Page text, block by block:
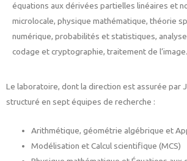
équations aux dérivées partielles linéaires et
microlocale, physique mathématique, théorie
numérique, probabilités et statistiques,
codage et cryptographie, traitement de l’image.
Le laboratoire, dont la direction est assurée par
structuré en sept équipes de recherche :
Arithmétique, géométrie algébrique et
Modélisation et Calcul scientifique (MCS)